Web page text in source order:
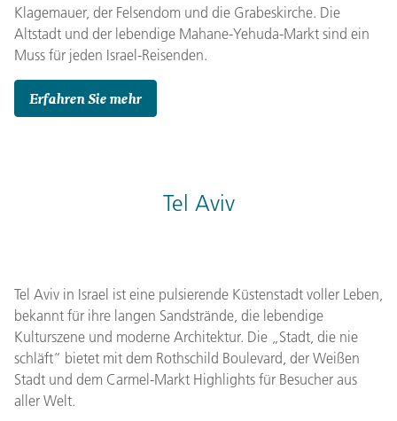
Klagemauer, der Felsendom und die Grabeskirche. Die
Altstadt und der lebendige Mahane-Yehuda-Markt sind ein
Muss für jeden Israel-Reisenden.
Erfahren Sie mehr
Tel Aviv
Tel Aviv in Israel ist eine pulsierende Küstenstadt voller Leben,
bekannt für ihre langen Sandstrände, die lebendige
Kulturszene und moderne Architektur. Die „Stadt, die nie
schläft“ bietet mit dem Rothschild Boulevard, der Weißen
Stadt und dem Carmel-Markt Highlights für Besucher aus
aller Welt.